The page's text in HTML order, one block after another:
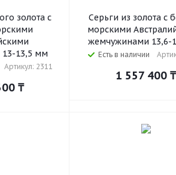
золота с
13,5 мм
Артикул: 2311
₸
Серьги из золота с
морскими
жемчужинами 13,6-
Есть в наличии
1 557 400 ₸